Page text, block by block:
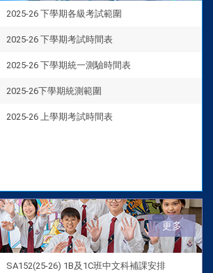
2025-26 下學期各級考試範圍
2025-26 下學期考試時間表
2025-26 下學期統一測驗時間表
2025-26下學期統測範圍
2025-26 上學期考試時間表
更多
SA152(25-26) 1B及1C班中文科補課安排